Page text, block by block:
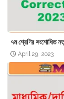
৭ম শ্রেণির সংশোধিত
April 29, 2023